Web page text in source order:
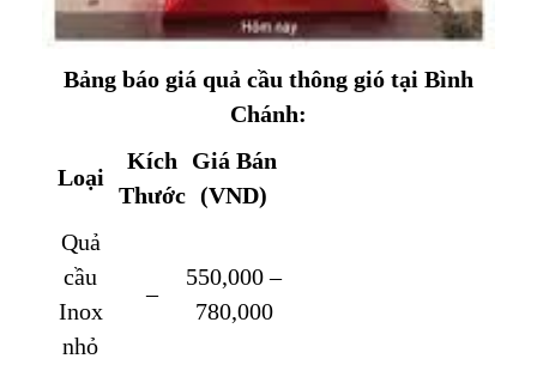
Bảng báo giá quả cầu thông gió tại Bình
Chánh:
Loại
Kích
Thước
Giá Bán
(VND)
Quả
cầu
Inox
nhỏ
–
550,000 –
780,000